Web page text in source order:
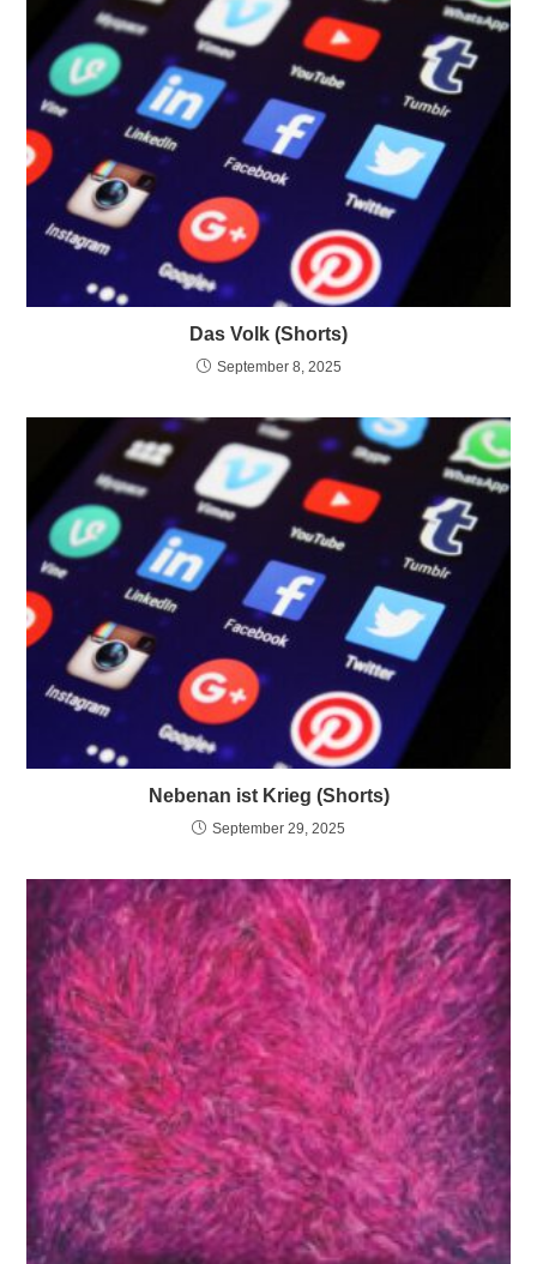
Das Volk (Shorts)
September 8, 2025
Nebenan ist Krieg (Shorts)
September 29, 2025